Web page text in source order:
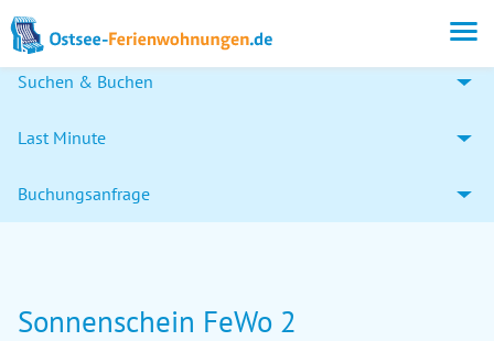
Suchen & Buchen
Last Minute
Buchungsanfrage
Sonnenschein FeWo 2